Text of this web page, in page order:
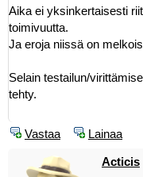
Aika ei yksinkertaisesti
toimivuutta.
Ja eroja niissä on
Selain testailun/
tehty.
Vastaa Lainaa
Acticis